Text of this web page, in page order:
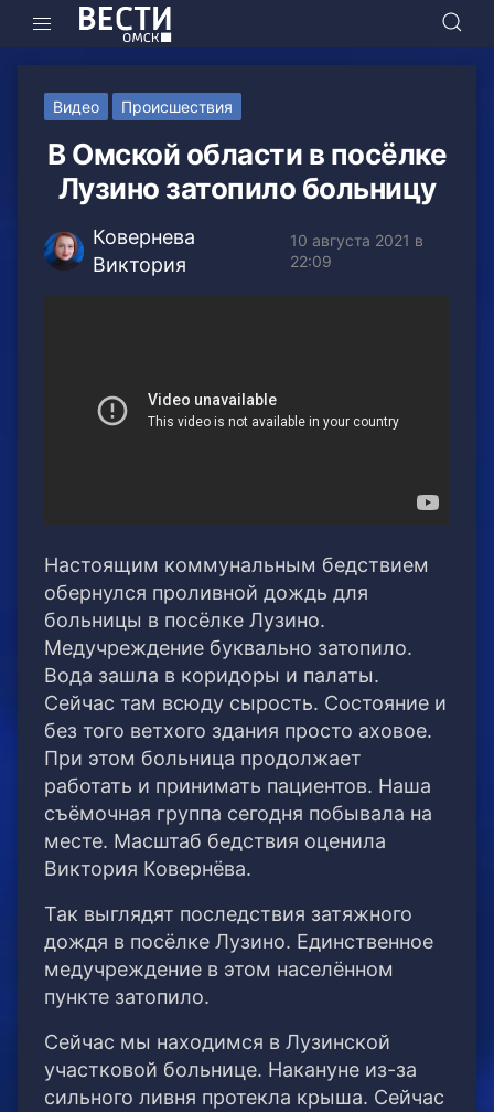
Видео Происшествия
В Омской области в посёлке
Лузино затопило больницу
Ковернева
Виктория
10 августа 2021 в
22:09
Настоящим коммунальным бедствием
обернулся проливной дождь для
больницы в посёлке Лузино.
Медучреждение буквально затопило.
Вода зашла в коридоры и палаты.
Сейчас там всюду сырость. Состояние и
без того ветхого здания просто аховое.
При этом больница продолжает
работать и принимать пациентов. Наша
съёмочная группа сегодня побывала на
месте. Масштаб бедствия оценила
Виктория Ковернёва.
Так выглядят последствия затяжного
дождя в посёлке Лузино. Единственное
медучреждение в этом населённом
пункте затопило.
Сейчас мы находимся в Лузинской
участковой больнице. Накануне из-за
сильного ливня протекла крыша. Сейчас